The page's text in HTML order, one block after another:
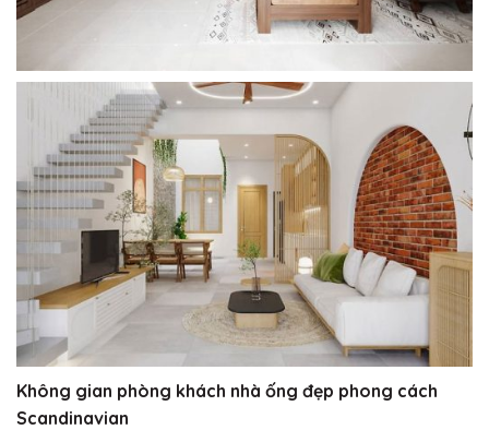
Không gian phòng khách nhà ống đẹp phong cách
Scandinavian